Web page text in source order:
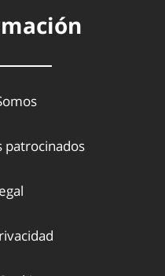
patrocinados